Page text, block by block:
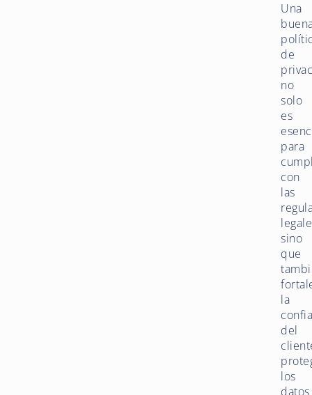
Una
de
no
solo
es
para
con
las
sino
que
la
del
los
datos